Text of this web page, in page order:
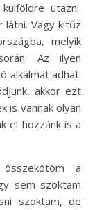
utazni.
látni. Vagy kitűz
melyik
Az ilyen
alkalmat adhat.
akkor ezt
is vannak olyan
el hozzánk is a
a
sem szoktam
szoktam, de